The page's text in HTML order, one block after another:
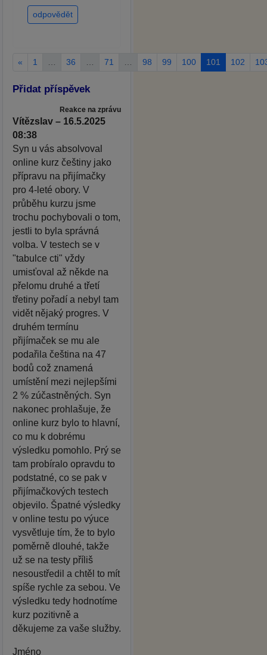
odpovědět
« 1 36 71 98 99 100 101 102
Přidat příspěvek
Reakce na zprávu
Vítězslav – 16.5.2025
08:38
Syn u vás absolvoval
online kurz češtiny jako
přípravu na přijímačky
pro 4-leté obory. V
průběhu kurzu jsme
trochu pochybovali o tom,
jestli to byla správná
volba. V testech se v
"tabulce cti" vždy
umisťoval až někde na
přelomu druhé a třetí
třetiny pořadí a nebyl tam
vidět nějaký progres. V
druhém termínu
přijímaček se mu ale
podařila čeština na 47
bodů což znamená
umístění mezi nejlepšími
2 % zúčastněných. Syn
nakonec prohlašuje, že
online kurz bylo to hlavní,
co mu k dobrému
výsledku pomohlo. Prý se
tam probíralo opravdu to
podstatné, co se pak v
přijímačkových testech
objevilo. Špatné výsledky
v online testu po výuce
vysvětluje tím, že to bylo
poměrně dlouhé, takže
už se na testy příliš
nesoustředil a chtěl to mít
spíše rychle za sebou. Ve
výsledku tedy hodnotíme
kurz pozitivně a
děkujeme za vaše služby.
Jméno